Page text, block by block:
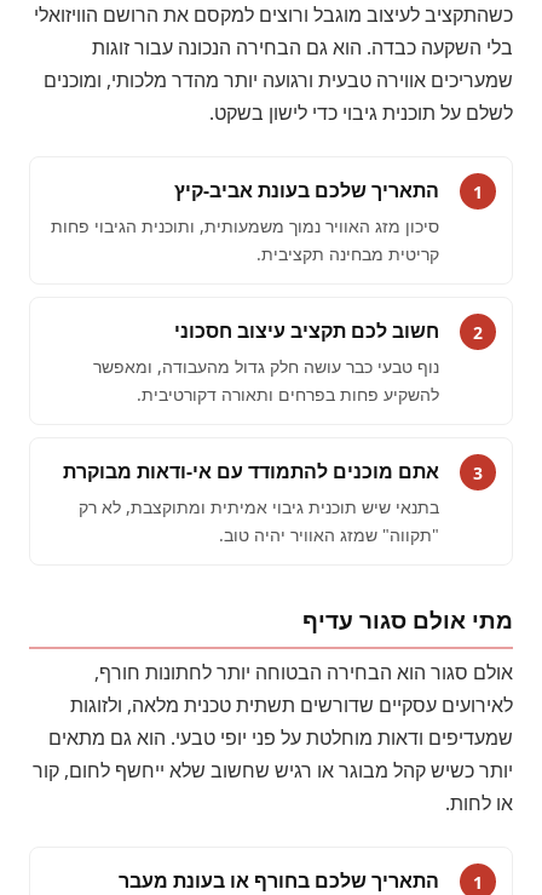
כשהתקציב לעיצוב מוגבל ורוצים למקסם את הרושם הוויזואלי
בלי השקעה כבדה. הוא גם הבחירה הנכונה עבור זוגות
שמעריכים אווירה טבעית ורגועה יותר מהדר מלכותי, ומוכנים
לשלם על תוכנית גיבוי כדי לישון בשקט.
1 התאריך שלכם בעונת אביב-קיץ
סיכון מזג האוויר נמוך משמעותית, ותוכנית הגיבוי פחות
קריטית מבחינה תקציבית.
2 חשוב לכם תקציב עיצוב חסכוני
נוף טבעי כבר עושה חלק גדול מהעבודה, ומאפשר
להשקיע פחות בפרחים ותאורה דקורטיבית.
3 אתם מוכנים להתמודד עם אי-ודאות מבוקרת
בתנאי שיש תוכנית גיבוי אמיתית ומתוקצבת, לא רק
"תקווה" שמזג האוויר יהיה טוב.
מתי אולם סגור עדיף
אולם סגור הוא הבחירה הבטוחה יותר לחתונות חורף,
לאירועים עסקיים שדורשים תשתית טכנית מלאה, ולזוגות
שמעדיפים ודאות מוחלטת על פני יופי טבעי. הוא גם מתאים
יותר כשיש קהל מבוגר או רגיש שחשוב שלא ייחשף לחום, קור
או לחות.
1 התאריך שלכם בחורף או בעונת מעבר